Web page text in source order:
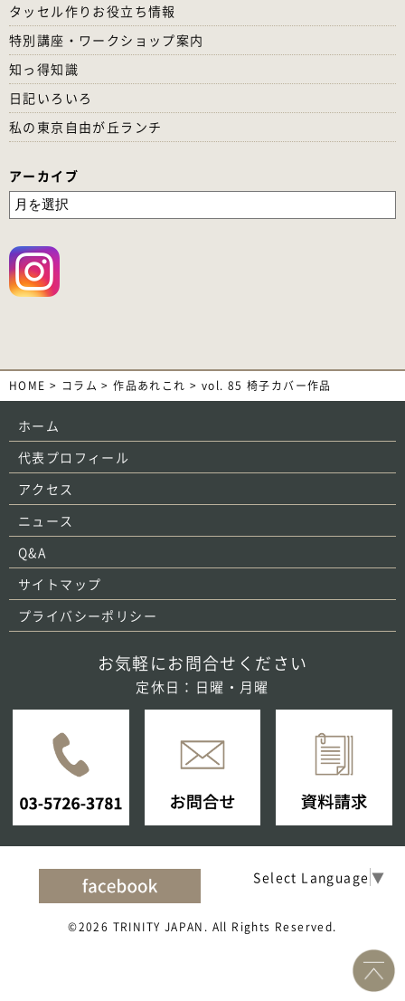
タッセル作りお役立ち情報
特別講座・ワークショップ案内
知っ得知識
日記いろいろ
私の東京自由が丘ランチ
アーカイブ
HOME > コラム >作品あれこれ > vol. 85 椅子カバー作品
ホーム
代表プロフィール
アクセス
ニュース
Q&A
サイトマップ
プライバシーポリシー
お気軽にお問合せください
定休日：日曜・月曜
Select Language ▼
©2026 TRINITY JAPAN. All Rights Reserved.